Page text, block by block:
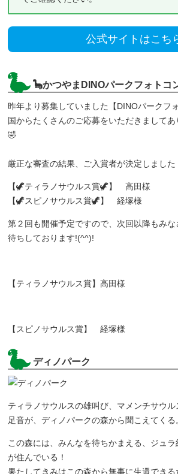
公式サイトはこち
🦕かつやまDINOパークフォトコ
昨年より募集していました【DINOパークフ
国からたくさんのご応募をいただきまして
🤣
厳正な審査の結果、ご入賞者が決定しました
【🦖ティラノサウルス賞🦖】 高田様
【🦖スピノサウルス賞🦖】 経塚様
第２回も開催予定ですので、次回以降もみ
待ちしております!(^^)!
【ティラノサウルス賞】高田様
【スピノサウルス賞】 経塚様
ディノパーク
ティラノサウルスの雄叫び、マメンチサウ
足音が、ディノパークの森から聞こえてくる
この森には、みんなを待ちかまえる、ジュ
が住んでいる！
果たしてきみはこの森から無事に生還できる